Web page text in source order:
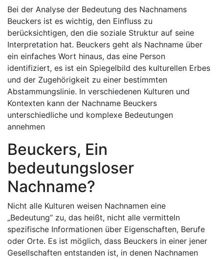
Bei der Analyse der Bedeutung des Nachnamens
Beuckers ist es wichtig, den Einfluss zu
berücksichtigen, den die soziale Struktur auf seine
Interpretation hat. Beuckers geht als Nachname über
ein einfaches Wort hinaus, das eine Person
identifiziert, es ist ein Spiegelbild des kulturellen Erbes
und der Zugehörigkeit zu einer bestimmten
Abstammungslinie. In verschiedenen Kulturen und
Kontexten kann der Nachname Beuckers
unterschiedliche und komplexe Bedeutungen
annehmen
Beuckers, Ein
bedeutungsloser
Nachname?
Nicht alle Kulturen weisen Nachnamen eine
„Bedeutung“ zu, das heißt, nicht alle vermitteln
spezifische Informationen über Eigenschaften, Berufe
oder Orte. Es ist möglich, dass Beuckers in einer jener
Gesellschaften entstanden ist, in denen Nachnamen